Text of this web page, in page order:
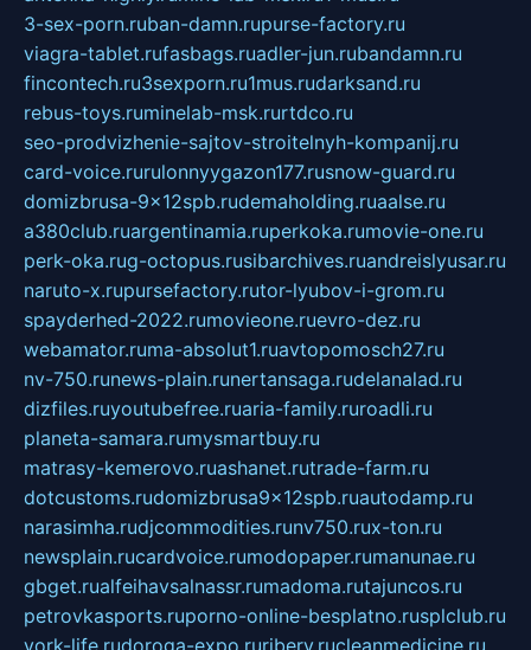
3-sex-porn.ruban-damn.rupurse-factory.ru
viagra-tablet.rufasbags.ruadler-jun.rubandamn.ru
fincontech.ru3sexporn.ru1mus.rudarksand.ru
rebus-toys.ruminelab-msk.rurtdco.ru
seo-prodvizhenie-sajtov-stroitelnyh-kompanij.ru
card-voice.rurulonnyygazon177.rusnow-guard.ru
domizbrusa-9x12spb.rudemaholding.ruaalse.ru
a380club.ruargentinamia.ruperkoka.rumovie-one.ru
perk-oka.rug-octopus.rusibarchives.ruandreislyusar.ru
naruto-x.rupursefactory.rutor-lyubov-i-grom.ru
spayderhed-2022.rumovieone.ruevro-dez.ru
webamator.ruma-absolut1.ruavtopomosch27.ru
nv-750.runews-plain.runertansaga.rudelanalad.ru
dizfiles.ruyoutubefree.ruaria-family.ruroadli.ru
planeta-samara.rumysmartbuy.ru
matrasy-kemerovo.ruashanet.rutrade-farm.ru
dotcustoms.rudomizbrusa9x12spb.ruautodamp.ru
narasimha.rudjcommodities.runv750.rux-ton.ru
newsplain.rucardvoice.rumodopaper.rumanunae.ru
gbget.rualfeihavsalnassr.rumadoma.rutajuncos.ru
petrovkasports.ruporno-online-besplatno.rusplclub.ru
york-life.rudoroga-expo.ruribery.rucleanmedicine.ru